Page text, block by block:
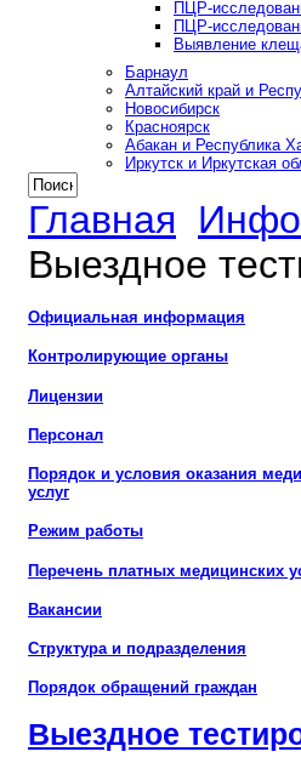
ПЦР-
ПЦР-
Выявление
Барнаул
Алтайский край и
Новосибирск
Красноярск
Абакан и Республика
Иркутск и Иркутская
Главная Инфо
Выездное
Официальная информация
Контролирующие органы
Лицензии
Персонал
Порядок и условия оказания
услуг
Режим работы
Перечень платных медицинских
Вакансии
Структура и подразделения
Порядок обращений граждан
Выездное